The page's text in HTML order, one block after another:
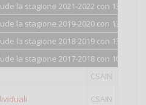
la stagione 2021-2022 con 1300
la stagione 2019-2020 con 1300
la stagione 2018-2019 con 1300
la stagione 2017-2018 con 1071
CSAIN
CSAIN